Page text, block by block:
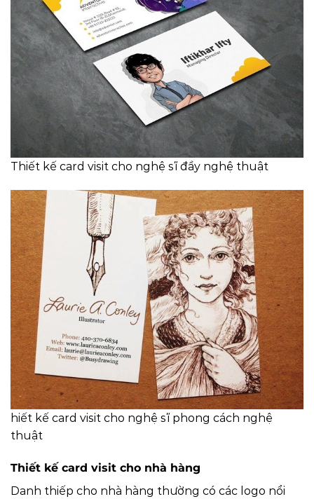
Thiết kế card visit cho nghệ sĩ đầy nghệ thuật
hiết kế card visit cho nghệ sĩ phong cách nghệ
thuật
Thiết kế card visit cho nhà hàng
Danh thiếp cho nhà hàng thường có các logo nổi